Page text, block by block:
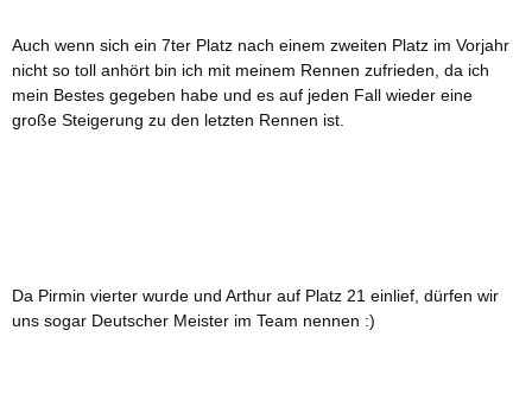
Auch wenn sich ein 7ter Platz nach einem zweiten Platz im Vorjahr
nicht so toll anhört bin ich mit meinem Rennen zufrieden, da ich
mein Bestes gegeben habe und es auf jeden Fall wieder eine
große Steigerung zu den letzten Rennen ist.
Da Pirmin vierter wurde und Arthur auf Platz 21 einlief, dürfen wir
uns sogar Deutscher Meister im Team nennen :)